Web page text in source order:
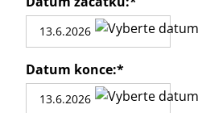
Datum konce:*